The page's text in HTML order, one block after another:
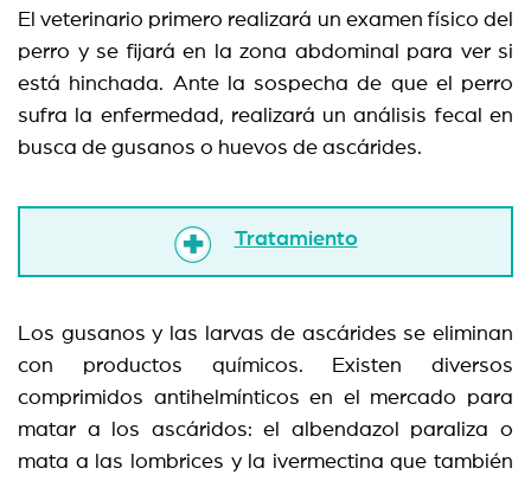
El veterinario primero realizará un examen físico del
perro y se fijará en la zona abdominal para ver si
está hinchada. Ante la sospecha de que el perro
sufra la enfermedad, realizará un análisis fecal en
busca de gusanos o huevos de ascárides.
Tratamiento
Los gusanos y las larvas de ascárides se eliminan
con productos químicos. Existen diversos
comprimidos antihelmínticos en el mercado para
matar a los ascáridos: el albendazol paraliza o
mata a las lombrices y la ivermectina que también